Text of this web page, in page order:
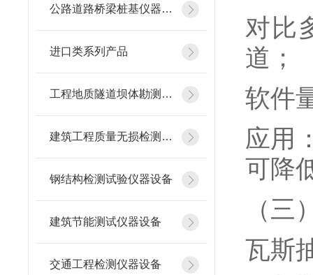
公路道路桥梁桩基仪器设备
进口类系列产品
工程地质隧道坝体勘测仪器
建筑工程质量无损检测仪器
钢结构检测试验仪器设备
建筑节能测试仪器设备
交通工程检测仪器设备
对比
道；
软件
应用
可降
（
瓦斯